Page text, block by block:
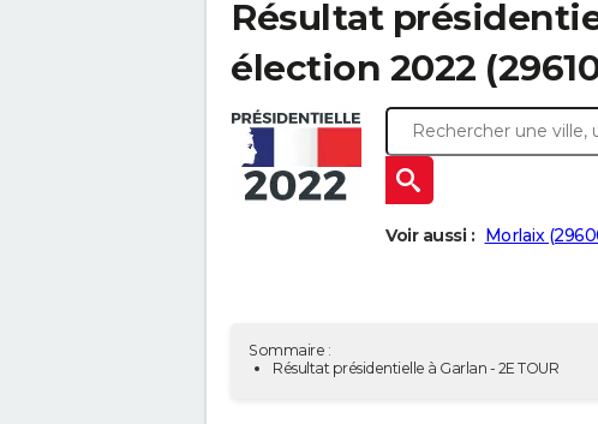
Résultat
élection 2022
Voir aussi : Morlaix
Sommaire :
Résultat présidentielle à Garlan - 2E TOUR